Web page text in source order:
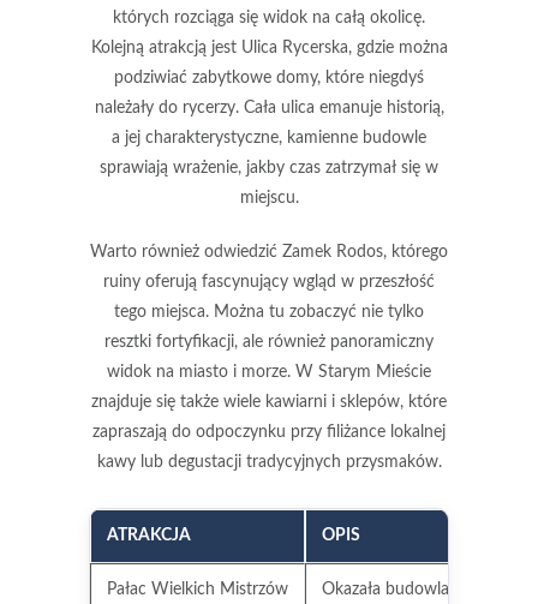
których rozciąga się widok na całą okolicę.
Kolejną atrakcją jest Ulica Rycerska, gdzie można
podziwiać zabytkowe domy, które niegdyś
należały do rycerzy. Cała ulica emanuje historią,
a jej charakterystyczne, kamienne budowle
sprawiają wrażenie, jakby czas zatrzymał się w
miejscu.
Warto również odwiedzić Zamek Rodos, którego
ruiny oferują fascynujący wgląd w przeszłość
tego miejsca. Można tu zobaczyć nie tylko
resztki fortyfikacji, ale również panoramiczny
widok na miasto i morze. W Starym Mieście
znajduje się także wiele kawiarni i sklepów, które
zapraszają do odpoczynku przy filiżance lokalnej
kawy lub degustacji tradycyjnych przysmaków.
ATRAKCJA OPIS
Pałac Wielkich Mistrzów Okazała budowla z bogatą